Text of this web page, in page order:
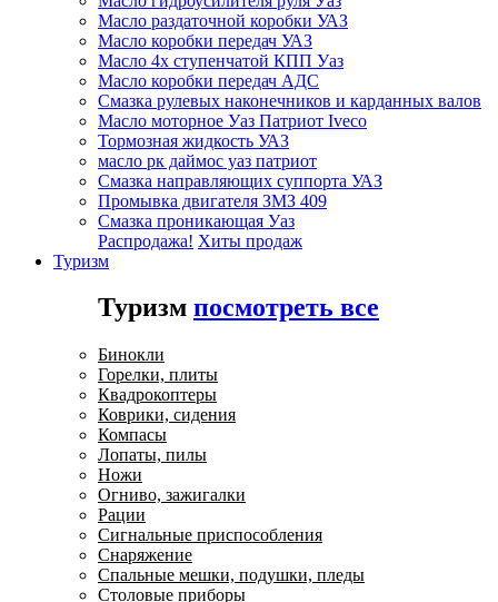
Масло раздаточной коробки УАЗ
Масло коробки передач УАЗ
Масло 4х ступенчатой КПП Уаз
Масло коробки передач АДС
Смазка рулевых наконечников и карданных валов
Масло моторное Уаз Патриот Iveco
Тормозная жидкость УАЗ
масло рк даймос уаз патриот
Смазка направляющих суппорта УАЗ
Промывка двигателя ЗМЗ 409
Смазка проникающая Уаз
Распродажа! Хиты продаж
Туризм
Туризм посмотреть все
Бинокли
Горелки, плиты
Квадрокоптеры
Коврики, сидения
Компасы
Лопаты, пилы
Ножи
Огниво, зажигалки
Рации
Сигнальные приспособления
Снаряжение
Спальные мешки, подушки, пледы
Столовые приборы